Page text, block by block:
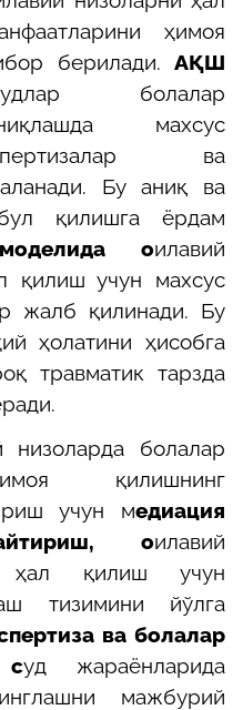
ҳимоя
берилади. АҚШ
болалар
махсус
ва
Бу аниқ ва
қилишга ёрдам
оилавий
қилиш учун махсус
жалб қилинади. Бу
ҳолатини ҳисобга
травматик тарзда
низоларда болалар
қилишнинг
учун медиация
оилавий
ҳал қилиш учун
тизимини йўлга
ва болалар
суд жараёнларида
мажбурий